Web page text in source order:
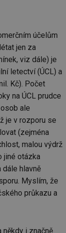
účelům
jen za
viz dále) je
letectví (ÚCL) a
Kč). Počet
na ÚCL prudce
ale
je v rozporu se
(zejména
malou výdrž
jiné otázka
dále hlavně
Myslím, že
průkazu a
někdy i značně